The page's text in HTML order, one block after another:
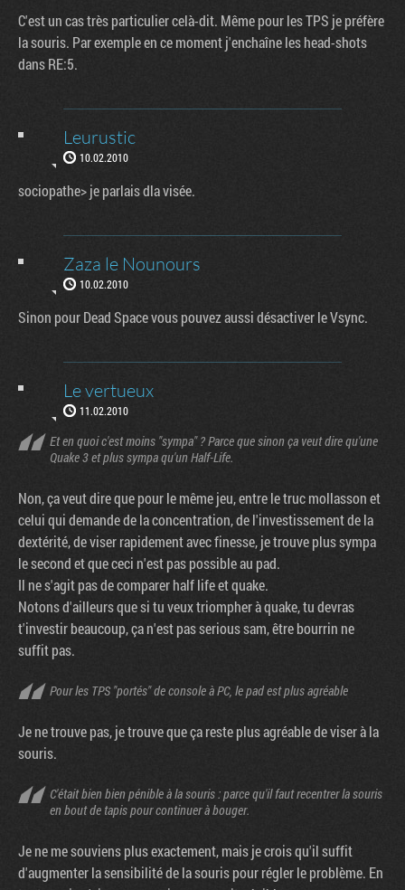
C'est un cas très particulier celà-dit. Même pour les TPS je préfère
la souris. Par exemple en ce moment j'enchaîne les head-shots
dans RE:5.
Leurustic
10.02.2010
sociopathe> je parlais dla visée.
Zaza le Nounours
10.02.2010
Sinon pour Dead Space vous pouvez aussi désactiver le Vsync.
Le vertueux
11.02.2010
Et en quoi c'est moins "sympa" ? Parce que sinon ça veut dire qu'une
Quake 3 et plus sympa qu'un Half-Life.
Non, ça veut dire que pour le même jeu, entre le truc mollasson et
celui qui demande de la concentration, de l'investissement de la
dextérité, de viser rapidement avec finesse, je trouve plus sympa
le second et que ceci n'est pas possible au pad.
Il ne s'agit pas de comparer half life et quake.
Notons d'ailleurs que si tu veux triompher à quake, tu devras
t'investir beaucoup, ça n'est pas serious sam, être bourrin ne
suffit pas.
Pour les TPS "portés" de console à PC, le pad est plus agréable
Je ne trouve pas, je trouve que ça reste plus agréable de viser à la
souris.
C'était bien bien pénible à la souris : parce qu'il faut recentrer la souris
en bout de tapis pour continuer à bouger.
Je ne me souviens plus exactement, mais je crois qu'il suffit
d'augmenter la sensibilité de la souris pour régler le problème. En